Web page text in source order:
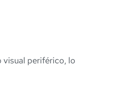
visual periférico, lo